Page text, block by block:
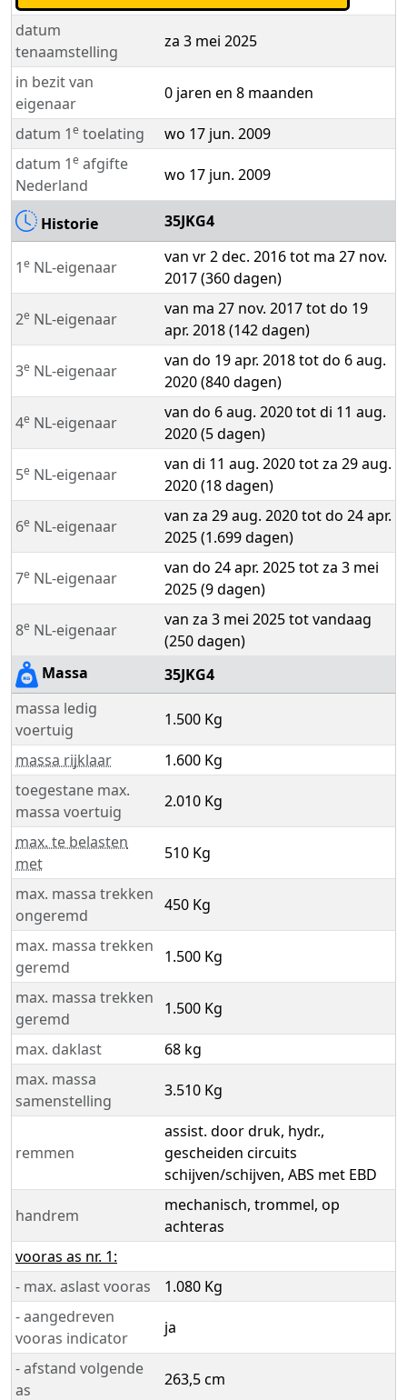
datum
tenaamstelling
za 3 mei 2025
in bezit van
eigenaar
0 jaren en 8 maanden
datum 1e toelating
wo 17 jun. 2009
datum 1e afgifte
Nederland
wo 17 jun. 2009
Historie 35JKG4
1e NL-eigenaar
van vr 2 dec. 2016 tot ma 27 nov.
2017 (360 dagen)
2e NL-eigenaar
van ma 27 nov. 2017 tot do 19
apr. 2018 (142 dagen)
3e NL-eigenaar
van do 19 apr. 2018 tot do 6 aug.
2020 (840 dagen)
4e NL-eigenaar
van do 6 aug. 2020 tot di 11 aug.
2020 (5 dagen)
5e NL-eigenaar
van di 11 aug. 2020 tot za 29 aug.
2020 (18 dagen)
6e NL-eigenaar
van za 29 aug. 2020 tot do 24 apr.
2025 (1.699 dagen)
7e NL-eigenaar
van do 24 apr. 2025 tot za 3 mei
2025 (9 dagen)
8e NL-eigenaar
van za 3 mei 2025 tot vandaag
(250 dagen)
Massa
35JKG4
massa ledig
voertuig
1.500 Kg
massa rijklaar
1.600 Kg
toegestane max.
massa voertuig
2.010 Kg
max. te belasten
met
510 Kg
max. massa trekken
ongeremd
450 Kg
max. massa trekken
geremd
1.500 Kg
max. massa trekken
geremd
1.500 Kg
max. daklast
68 kg
max. massa
samenstelling
3.510 Kg
remmen
assist. door druk, hydr.,
gescheiden circuits
schijven/schijven, ABS met EBD
handrem
mechanisch, trommel, op
achteras
vooras as nr. 1:
- max. aslast vooras
1.080 Kg
- aangedreven
vooras indicator
ja
- afstand volgende
as
263,5 cm